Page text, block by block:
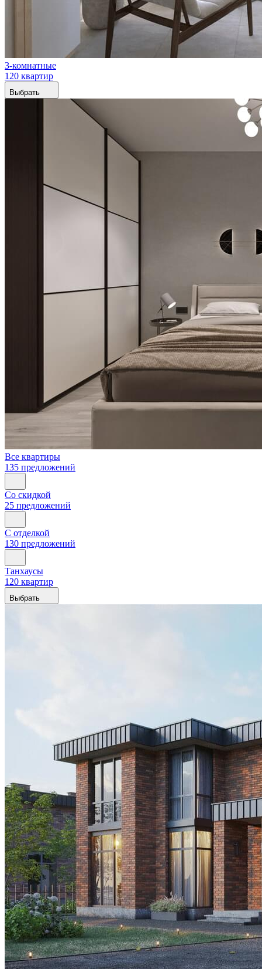
3-комнатные
120 квартир
Выбрать
Все квартиры
135 предложений
Со скидкой
25 предложений
С отделкой
130 предложений
Танхаусы
120 квартир
Выбрать